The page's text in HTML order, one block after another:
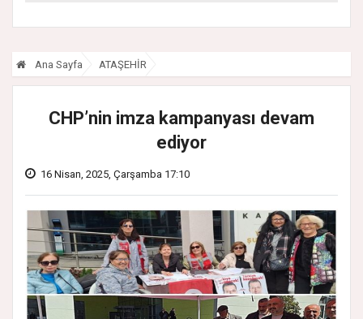
SÜRÜYOR
Ana Sayfa ATAŞEHİR
CHP’nin imza kampanyası devam
ediyor
16 Nisan, 2025, Çarşamba 17:10